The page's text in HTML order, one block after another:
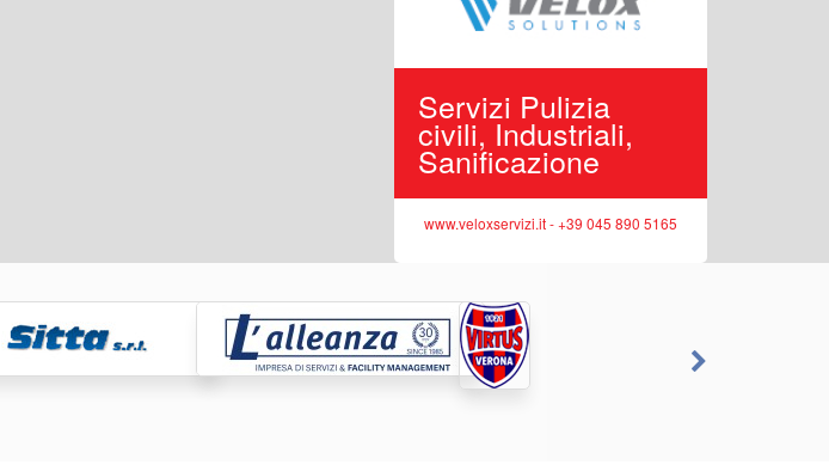
Servizi Pulizia
civili, Industriali,
Sanificazione
www.veloxservizi.it - +39 045 890 5165